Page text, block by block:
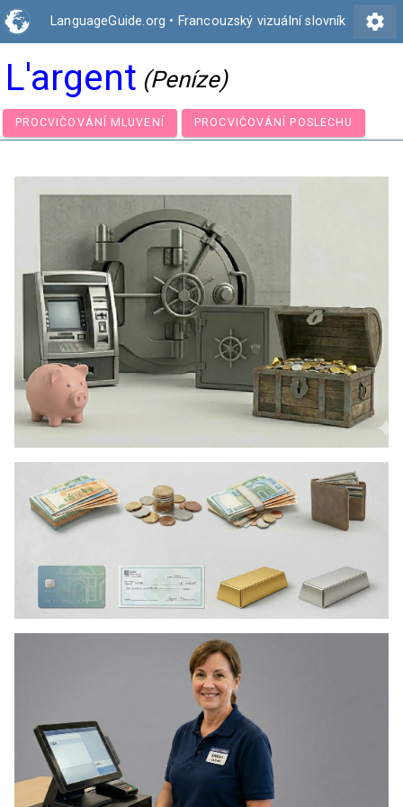
LanguageGuide.org • Francouzský vizuální slovník settings
L'argent (Peníze)
PROCVIČOVÁNÍ MLUVENÍ PROCVIČOVÁNÍ POSLECHU